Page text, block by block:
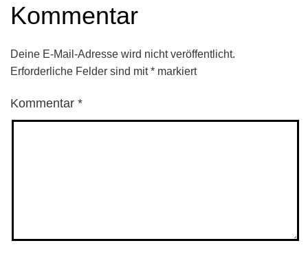
Kommentar
Deine E-Mail-Adresse wird nicht veröffentlicht.
Erforderliche Felder sind mit* markiert
Kommentar *